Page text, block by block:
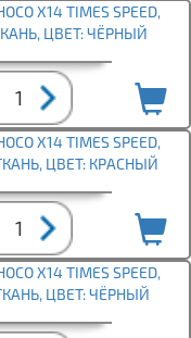
X14 TIMES SPEED,
ЦВЕТ: ЧЁРНЫЙ
X14 TIMES SPEED,
ЦВЕТ: КРАСНЫЙ
X14 TIMES SPEED,
ЦВЕТ: ЧЁРНЫЙ